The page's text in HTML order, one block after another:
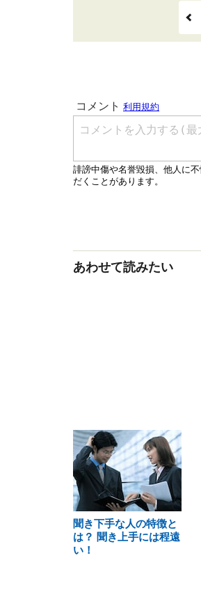
あわせて読みたい
聞き下手な人の特徴と
は？ 聞き上手には程遠
い！